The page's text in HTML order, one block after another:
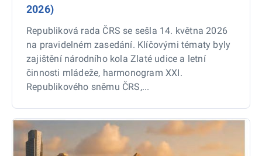
2026)
Republiková rada ČRS se sešla 14. května 2026
na pravidelném zasedání. Klíčovými tématy byly
zajištění národního kola Zlaté udice a letní
činnosti mládeže, harmonogram XXI.
Republikového sněmu ČRS,...